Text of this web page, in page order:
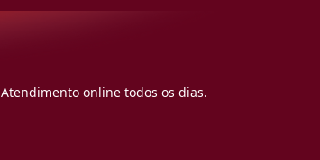
Atendimento online todos os dias.